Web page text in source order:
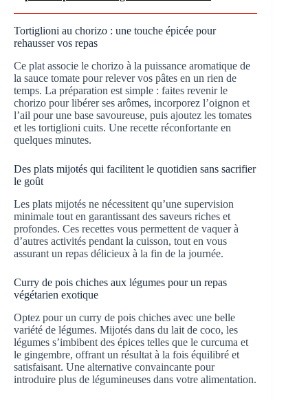
Tortiglioni au chorizo : une touche épicée pour
rehausser vos repas
Ce plat associe le chorizo à la puissance aromatique de
la sauce tomate pour relever vos pâtes en un rien de
temps. La préparation est simple : faites revenir le
chorizo pour libérer ses arômes, incorporez l’oignon et
l’ail pour une base savoureuse, puis ajoutez les tomates
et les tortiglioni cuits. Une recette réconfortante en
quelques minutes.
Des plats mijotés qui facilitent le quotidien sans sacrifier
le goût
Les plats mijotés ne nécessitent qu’une supervision
minimale tout en garantissant des saveurs riches et
profondes. Ces recettes vous permettent de vaquer à
d’autres activités pendant la cuisson, tout en vous
assurant un repas délicieux à la fin de la journée.
Curry de pois chiches aux légumes pour un repas
végétarien exotique
Optez pour un curry de pois chiches avec une belle
variété de légumes. Mijotés dans du lait de coco, les
légumes s’imbibent des épices telles que le curcuma et
le gingembre, offrant un résultat à la fois équilibré et
satisfaisant. Une alternative convaincante pour
introduire plus de légumineuses dans votre alimentation.